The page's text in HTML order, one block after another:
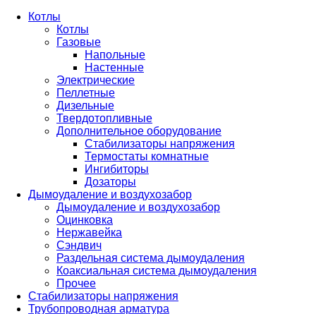
Котлы
Котлы
Газовые
Напольные
Настенные
Электрические
Пеллетные
Дизельные
Твердотопливные
Дополнительное оборудование
Стабилизаторы напряжения
Термостаты комнатные
Ингибиторы
Дозаторы
Дымоудаление и воздухозабор
Дымоудаление и воздухозабор
Оцинковка
Нержавейка
Сэндвич
Раздельная система дымоудаления
Коаксиальная система дымоудаления
Прочее
Стабилизаторы напряжения
Трубопроводная арматура